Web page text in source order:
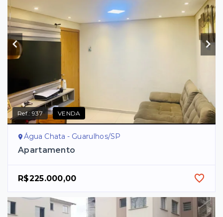
Ref.:937 VENDA
Água Chata - Guarulhos/SP
Apartamento
R$225.000,00